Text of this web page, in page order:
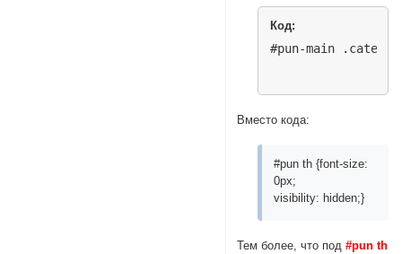
Код:
#pun-main
Вместо кода:
#pun th {font-size:
0px;
visibility: hidden;}
Тем более, что под#pun th